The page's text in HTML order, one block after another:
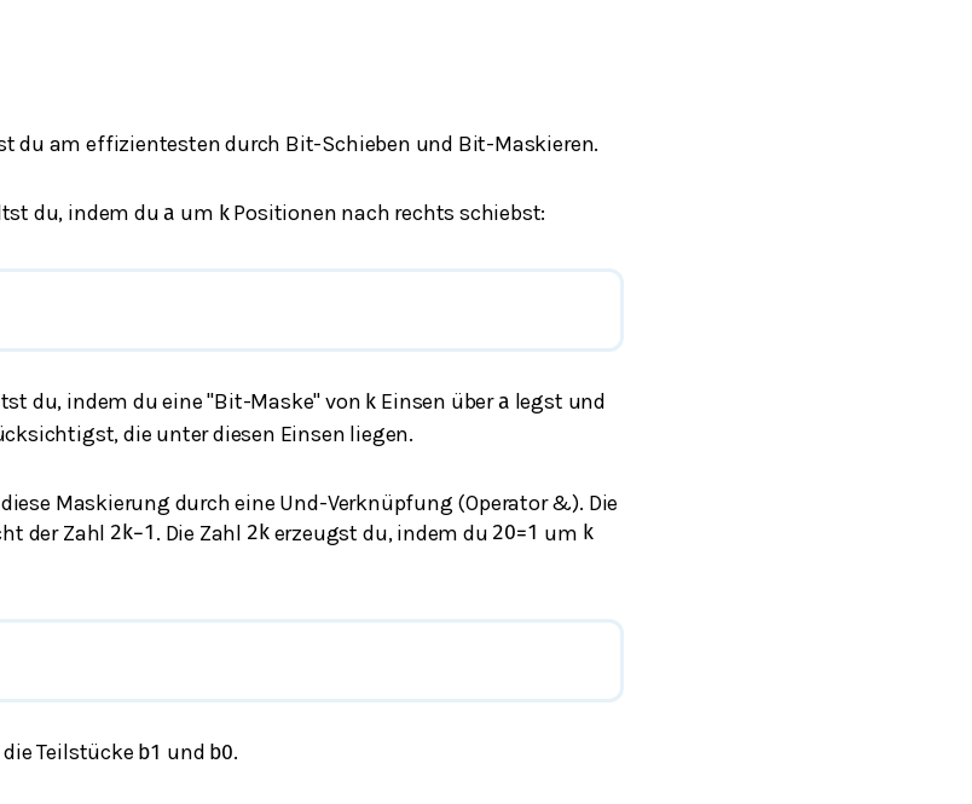
du am effizientesten durch Bit-Schieben und Bit-Maskieren.
du, indem dua um kPositionen nach rechts schiebst:
du, indem du eine "Bit-Maske" von k Einsen übera legst und
die unter diesen Einsen liegen.
Maskierung durch eine Und-Verknüpfung (Operator &). Die
der Zahl 2 k−1 . Die Zahl 2 kerzeugst du, indem du 20=1 um k
Teilstücke b1 und b0.